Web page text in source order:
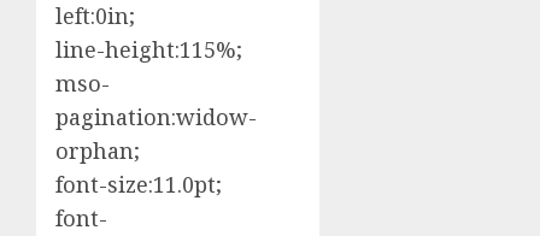
left:0in;
line-height:115%;
mso-
pagination:widow-
orphan;
font-size:11.0pt;
font-